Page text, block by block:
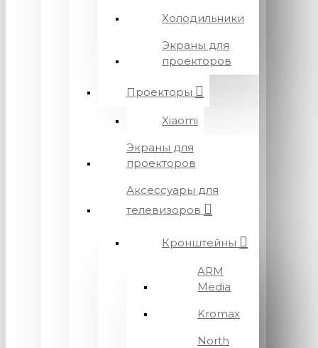
Холодильники
Экраны для
проекторов
Проекторы
Xiaomi
Экраны для
проекторов
Аксессуары для
телевизоров
Кронштейны
ARM
Media
Kromax
North